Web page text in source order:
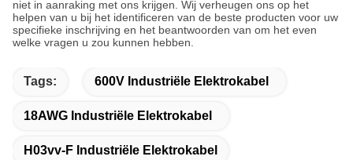
niet in aanraking met ons krijgen. Wij verheugen ons op het
helpen van u bij het identificeren van de beste producten voor uw
specifieke inschrijving en het beantwoorden van om het even
welke vragen u zou kunnen hebben.
Tags: 600V Industriële Elektrokabel
18AWG Industriële Elektrokabel
H03vv-F Industriële Elektrokabel